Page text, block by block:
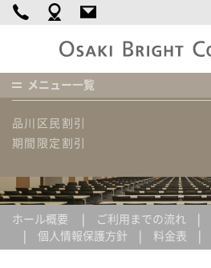
メニュー一覧
個人情報保護方針
割引プラン
品川区民割引
期間限定割引
ホール概要 ご利用までの流れ
個人情報保護方針
料金表